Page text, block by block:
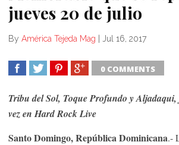
jueves 20 de julio
By América Tejeda Mag | Jul 16, 2017
0 COMMENTS
Tribu del Sol, Toque Profundo y
vez en Hard Rock Live
Santo Domingo, República Dominicana.-